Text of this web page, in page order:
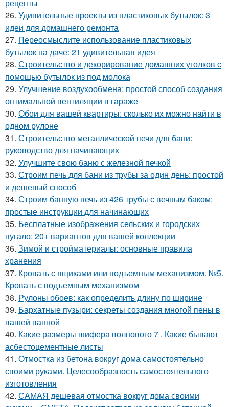
рецепты
26. Удивительные проекты из пластиковых бутылок: 3
идеи для домашнего ремонта
27. Переосмыслите использование пластиковых
бутылок на даче: 21 удивительная идея
28. Строительство и декорирование домашних уголков с
помощью бутылок из под молока
29. Улучшение воздухообмена: простой способ создания
оптимальной вентиляции в гараже
30. Обои для вашей квартиры: сколько их можно найти в
одном рулоне
31. Строительство металлической печи для бани:
руководство для начинающих
32. Улучшите свою баню с железной печкой
33. Строим печь для бани из трубы за один день: простой
и дешевый способ
34. Строим банную печь из 426 трубы с вечным баком:
простые инструкции для начинающих
35. Бесплатные изображения сельских и городских
пугало: 20+ вариантов для вашей коллекции
36. Зимой и стройматериалы: основные правила
хранения
37. Кровать с ящиками или подъемным механизмом. №5.
Кровать с подъемным механизмом
38. Рулоны обоев: как определить длину по ширине
39. Бархатные пузыри: секреты создания многой пены в
вашей ванной
40. Какие размеры шифера волнового 7 . Какие бывают
асбестоцементные листы
41. Отмостка из бетона вокруг дома самостоятельно
своими руками. Целесообразность самостоятельного
изготовления
42. САМАЯ дешевая отмостка вокруг дома своими